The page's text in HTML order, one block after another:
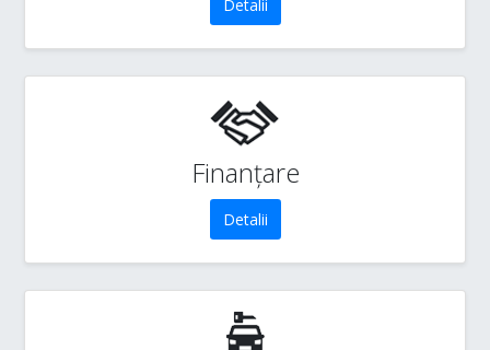
Detalii
Finanțare
Detalii